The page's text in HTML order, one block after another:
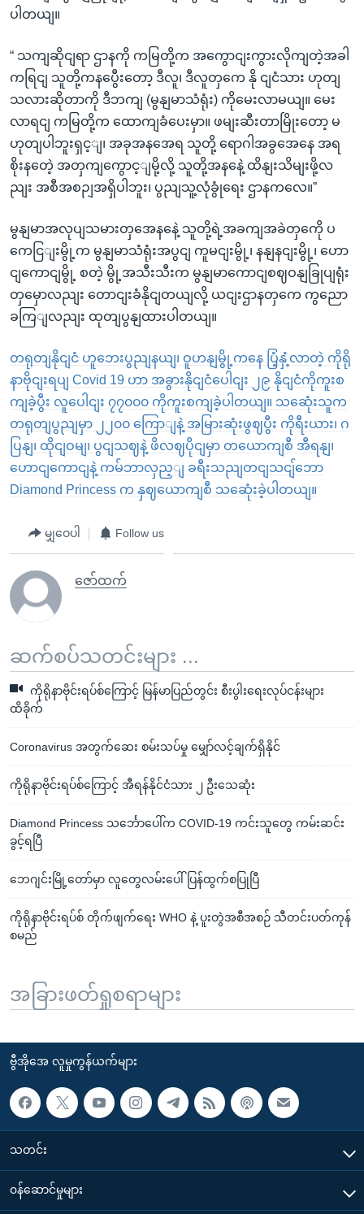
ပါတယျ။
“ သကျဆိုငျရာ ဌာနကို ကမြတို့က အကွောငျးကွားလိုကျတဲ့အခါ
ကရြငျ သူတို့ကနပွေီးတော့ ဒီလူ၊ ဒီလူတှကေ နို ငျငံသား ဟုတျ
သလားဆိုတာကို ဒီဘကျ (မွနျမာသံရုံး) ကိုမေးလာမယျ။ မေး
လာရငျ ကမြတို့က ထောကျခံပေးမှာ။ ဖမျးဆီးတာမြိုးတော့ မ
ဟုတျပါဘူးရှင့ျ၊ အခုအနအေရ သူတို့ ရောဂါအခွအေနေ အရ
စိုးနတေဲ့ အတှကျကွောင့ျမို့လို့ သူတို့အနနေဲ့ ထိနျးသိမျးဖို့လ
ညျး အစီအစဉျအရှိပါဘူး၊ ပွညျသူ့လုံခွုံရေး ဌာနကလေ။”
မွနျမာအလုပျသမားတှအေနနေဲ့ သူတို့ရဲ့အခကျအခဲတှကေို ပ
ကေငြျးမွို့က မွနျမာသံရုံးအပွငျ ကူမငျးမွို့၊ နနျနငျးမွို့၊ ဟော
ငျကောငျမွို့ စတဲ့ မွို့အသီးသီးက မွနျမာကောငျစဈဝနျခြုပျရုံး
တှမှောလညျး တောငျးခံနိုငျတယျလို့ ယငျးဌာနတှကေ ကွညော
ခကြျလညျး ထုတျပွနျထားပါတယျ။
တရုတျနိုငျငံ ဟူဘေးပွညျနယျ၊ ဝူဟနျမွို့ကနေ ပြံ့နှံ့လာတဲ့ ကိုရို
နာဗိုငျးရပျ Covid 19 ဟာ အခွားနိုငျငံပေါငျး ၂၉ နိုငျငံကိုကူးစ
ကျခဲ့ပွီး လူပေါငျး ၇၇၀၀၀ ကိုကူးစကျခဲ့ပါတယျ။ သဆေုံးသူက
တရုတျပွညျမှာ ၂၂၀၀ ကြောျနဲ့ အမြားဆုံးဖွဈပွီး ကိုရီးယား၊ ဂ
ပြနျ၊ ထိုငျဝမျ၊ ပွငျသဈနဲ့ ဖိလဈပိုငျမှာ တယောကျစီ အီရနျ၊
ဟောငျကောငျနဲ့ ကမ်ဘာလှည့ျ ခရီးသညျတငျသငျ်ဘော
Diamond Princess က နှဈယောကျစီ သဆေုံးခဲ့ပါတယျ။
မျှဝေပါ Follow us
ဇော်ထက်
ဆက်စပ်သတင်းများ ...
ကိုရိုနာဗိုင်းရပ်စ်ကြောင့် မြန်မာပြည်တွင်း စီးပွါးရေးလုပ်ငန်းများ
ထိခိုက်
Coronavirus အတွက်ဆေး စမ်းသပ်မှု မျှော်လင့်ချက်ရှိနိုင်
ကိုရိုနာဗိုင်းရပ်စ်ကြောင့် အီရန်နိုင်ငံသား ၂ ဦးသေဆုံး
Diamond Princess သင်္ဘောပေါ်က COVID-19 ကင်းသူတွေ ကမ်းဆင်း
ခွင့်ရပြီ
ဘေဂျင်းမြို့တော်မှာ လူတွေလမ်းပေါ် ပြန်ထွက်စပြုပြီ
ကိုရိုနာဗိုင်းရပ်စ် တိုက်ဖျက်ရေး WHO နဲ့ ပူးတွဲအစီအစဉ် သီတင်းပတ်ကုန်
စမည်
အခြားဖတ်ရှုစရာများ
ဗွီအိုအေ လူမှုကွန်ယက်များ
သတင်း
၀န်ဆောင်မှုများ